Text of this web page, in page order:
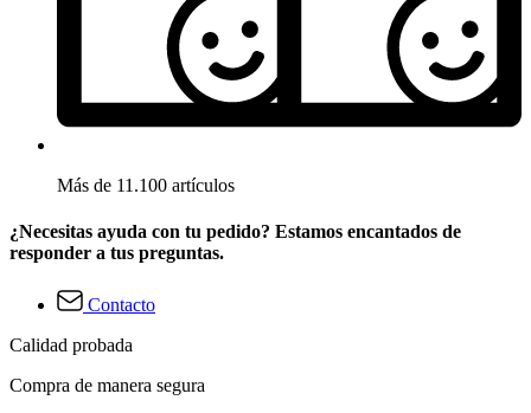
Más de 11.100 artículos
¿Necesitas ayuda con tu pedido? Estamos encantados de
responder a tus preguntas.
Contacto
Calidad probada
Compra de manera segura